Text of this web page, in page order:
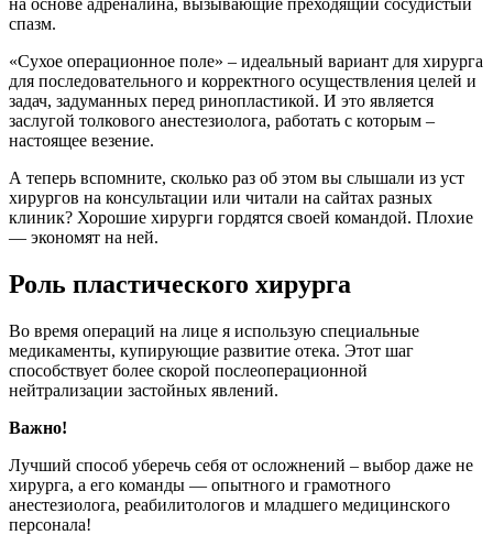
спазм.
«Сухое операционное поле» – идеальный вариант для хирурга
для последовательного и корректного осуществления целей и
задач, задуманных перед ринопластикой. И это является
заслугой толкового анестезиолога, работать с которым –
настоящее везение.
А теперь вспомните, сколько раз об этом вы слышали из уст
хирургов на консультации или читали на сайтах разных
клиник? Хорошие хирурги гордятся своей командой. Плохие
— экономят на ней.
Роль пластического хирурга
Во время операций на лице я использую специальные
медикаменты, купирующие развитие отека. Этот шаг
способствует более скорой послеоперационной
нейтрализации застойных явлений.
Важно!
Лучший способ уберечь себя от осложнений – выбор даже не
хирурга, а его команды — опытного и грамотного
анестезиолога, реабилитологов и младшего медицинского
персонала!